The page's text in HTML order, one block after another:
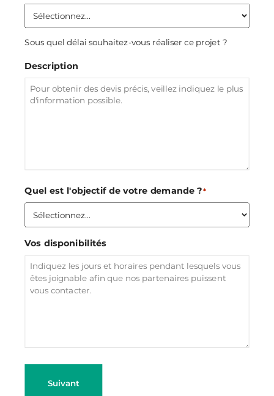
Sous quel délai souhaitez-vous réaliser ce projet ?
Description
Quel est l'objectif de votre demande ?*
Vos disponibilités
Suivant